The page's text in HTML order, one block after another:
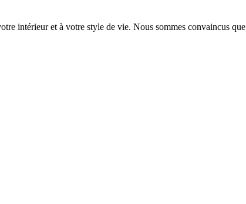
intérieur et à votre style de vie. Nous sommes convaincus